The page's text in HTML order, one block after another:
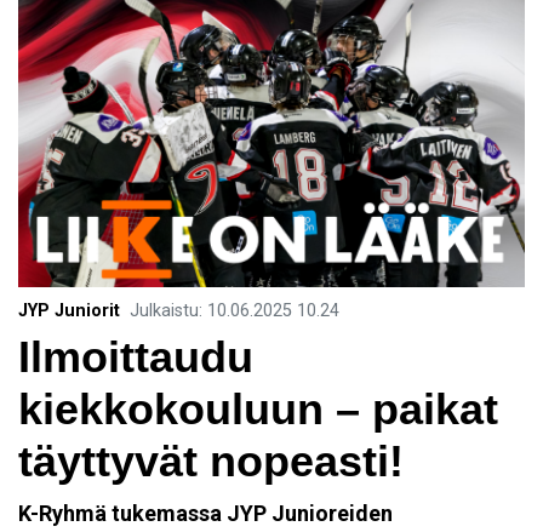
JYP Juniorit Julkaistu: 10.06.2025 10.24
Ilmoittaudu
kiekkokouluun – paikat
täyttyvät nopeasti!
K-Ryhmä tukemassa JYP Junioreiden